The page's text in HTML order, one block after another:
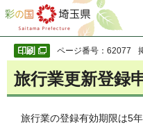
彩の国 埼玉県
ページ番号：62077
旅行業更新登録
旅行業の登録有効期限は5年